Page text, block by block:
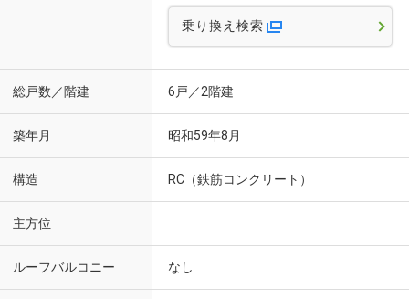
乗り換え検索
総戸数／階建 6戸／2階建
築年月 昭和59年8月
構造 RC（鉄筋コンクリート）
主方位
ルーフバルコニー なし